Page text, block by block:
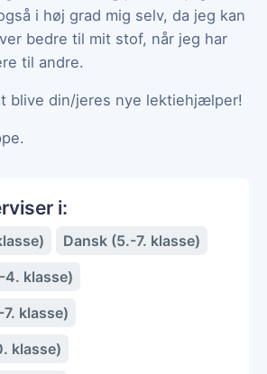
i høj grad mig selv, da jeg kan
bedre til mit stof, når jeg har
til andre.
blive din/jeres nye lektiehjælper!
i:
Dansk (5.-7. klasse)
4. klasse)
klasse)
klasse)